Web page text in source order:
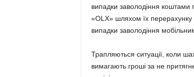
випадки заволодіння коштами
«OLX» шляхом їх
випадки заволодіння
Трапляються ситуації, коли
вимагають гроші за не